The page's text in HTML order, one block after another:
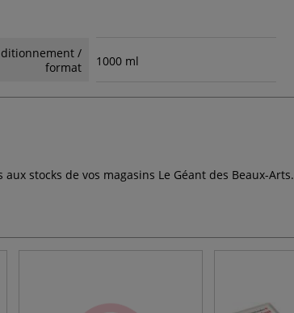
/
format
1000 ml
stocks de vos magasins Le Géant des Beaux-Arts.